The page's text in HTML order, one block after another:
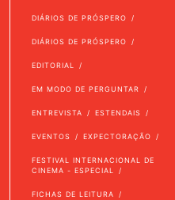
DIÁRIOS DE PRÓSPERO
DIÁRIOS DE PRÓSPERO
EDITORIAL
EM MODO DE PERGUNTAR
ENTREVISTA ESTENDAIS
EVENTOS EXPECTORAÇÃO
FESTIVAL INTERNACIONAL DE
CINEMA - ESPECIAL
FICHAS DE LEITURA